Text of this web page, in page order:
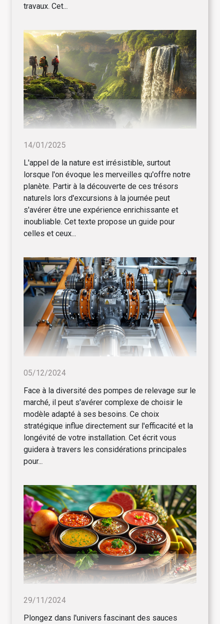
travaux. Cet...
14/01/2025
L'appel de la nature est irrésistible, surtout
lorsque l'on évoque les merveilles qu'offre notre
planète. Partir à la découverte de ces trésors
naturels lors d'excursions à la journée peut
s'avérer être une expérience enrichissante et
inoubliable. Cet texte propose un guide pour
celles et ceux...
05/12/2024
Face à la diversité des pompes de relevage sur le
marché, il peut s'avérer complexe de choisir le
modèle adapté à ses besoins. Ce choix
stratégique influe directement sur l'efficacité et la
longévité de votre installation. Cet écrit vous
guidera à travers les considérations principales
pour...
29/11/2024
Plongez dans l'univers fascinant des sauces